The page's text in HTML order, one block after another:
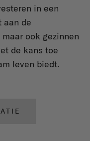
in een
aan de
ook gezinnen
de kans toe
leven biedt.